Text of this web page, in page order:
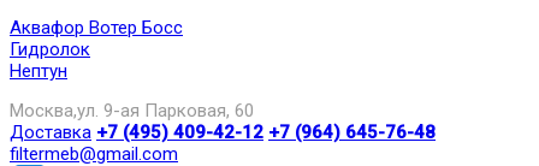
Аквафор Вотер Босс
Гидролок
Нептун
Москва,ул. 9-ая Парковая, 60
Доставка +7 (495) 409-42-12 +7 (964) 645-76-48
filtermeb@gmail.com